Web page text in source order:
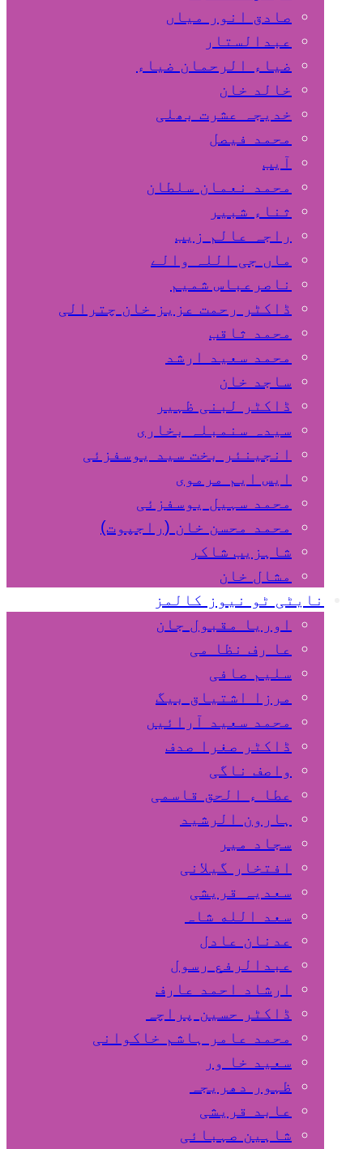
صادق انور میاں
عبدالستار
ضیاء الرحمان ضیاء
خالد خان
خدیجہ عشرت بھلی
محمد فیصل
آیب
محمد نعمان سلطان
ثناء شبیر
راجہ عالم زیب
ماں جی اللہ والے
ناصرعباس شمیم
ڈاکٹر رحمت عزیز خان چترالی
محمد ثاقب
محمد سعید ارشد
ساجد خان
ڈاکٹر لبنی ظہیر
سیدہ سنمبلہ بخاری
انجینئر بخت سید یوسفزئی
ایس ایم مرموی
محمد سہیل یوسفزئی
محمد محسن خان (راجپوت)
شاہزیب شاکر
مشال خان
نایٹی ٹو نیوز کالمز
اوریا مقبول جان
عا رف نظا می
سلیم صافی
مرزا اشتیاق بیگ
محمد سعید آرائیں
ڈاکٹر صغرا صدف
واصف ناگی
عطا ء الحق قاسمی
ہارون الرشید
سجاد میر
افتخار گیلانی
سعدیہ قریشی
سعد الله شاہ
عدنان عادل
عبدالرفع رسول
ارشاد احمد عارف
ڈاکٹر حسین پراچہ
محمد عامر ہاشم خاکوانی
سعید خا ور
ظہور دھریجہ
عابد قریشی
شاہین صہبائی